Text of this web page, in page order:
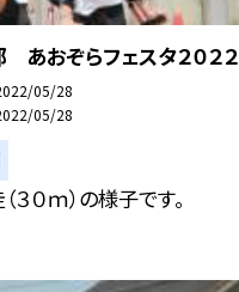
あおぞらフェスタ２０２２
05/28
05/28
３０ｍ）の様子です。